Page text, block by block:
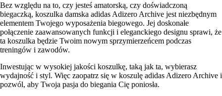
Bez względu na to, czy jesteś amatorską, czy doświadczoną
biegaczką, koszulka damska adidas Adizero Archive jest niezbędnym
elementem Twojego wyposażenia biegowego. Jej doskonałe
połączenie zaawansowanych funkcji i eleganckiego designu sprawi, że
ta koszulka będzie Twoim nowym sprzymierzeńcem podczas
treningów i zawodów.
Inwestując w wysokiej jakości koszulkę, taką jak ta, wybierasz
wydajność i styl. Więc zaopatrz się w koszulę adidas Adizero Archive i
pozwól, aby Twoja pasja do biegania Cię poniosła.